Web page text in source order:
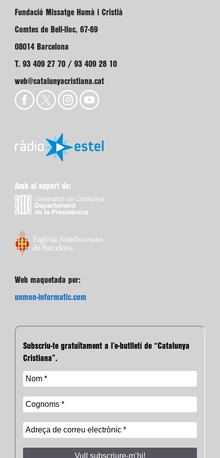
Fundació Missatge Humà i Cristià
Comtes de Bell-lloc, 67-69
08014 Barcelona
T. 93 409 27 70 / 93 409 28 10
web@catalunyacristiana.cat
Amb el suport de:
Web maquetada per:
unmon-informatic.com
Subscriu-te gratuïtament a l’e-butlletí de “Catalunya
Cristiana”.